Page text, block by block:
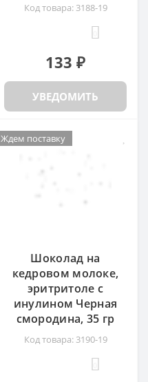
Код товара: 3188-19
133 ₽
УВЕДОМИТЬ
Ждем поставку
Шоколад на
кедровом молоке,
эритритоле с
инулином Черная
смородина, 35 гр
Код товара: 3190-19